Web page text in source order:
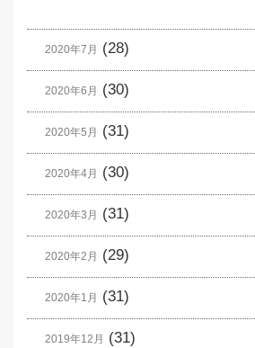
2020年7月 (28)
2020年6月 (30)
2020年5月 (31)
2020年4月 (30)
2020年3月 (31)
2020年2月 (29)
2020年1月 (31)
2019年12月 (31)